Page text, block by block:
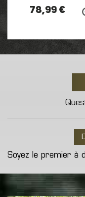
78,99 €
Soyez le premier à